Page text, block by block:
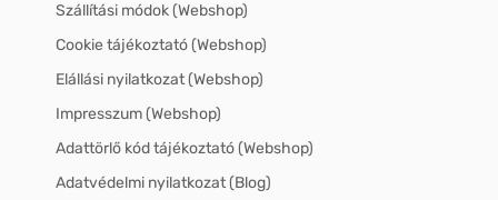
Szállítási módok (Webshop)
Cookie tájékoztató (Webshop)
Elállási nyilatkozat (Webshop)
Impresszum (Webshop)
Adattörlő kód tájékoztató (Webshop)
Adatvédelmi nyilatkozat (Blog)